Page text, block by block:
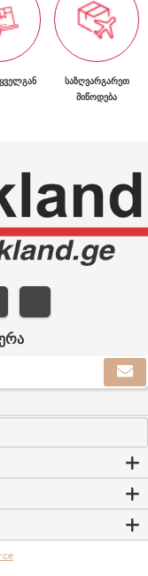
ᲡᲐᲖᲦᲕᲐᲠᲒᲐᲠᲔᲗ
ᲛᲘᲬᲝᲓᲔᲑᲐ